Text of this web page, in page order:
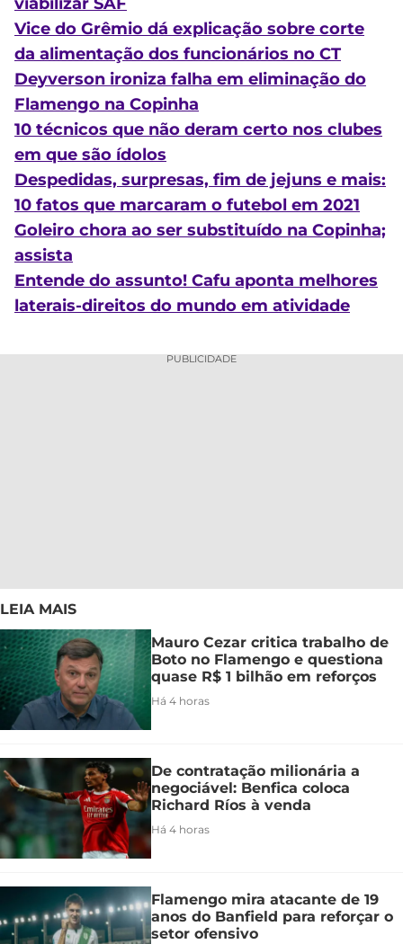
Vice do Grêmio dá explicação sobre corte
da alimentação dos funcionários no CT
Deyverson ironiza falha em eliminação do
Flamengo na Copinha
10 técnicos que não deram certo nos clubes
em que são ídolos
Despedidas, surpresas, fim de jejuns e mais:
10 fatos que marcaram o futebol em 2021
Goleiro chora ao ser substituído na Copinha;
assista
Entende do assunto! Cafu aponta melhores
laterais-direitos do mundo em atividade
PUBLICIDADE
LEIA MAIS
Mauro Cezar critica trabalho de
Boto no Flamengo e questiona
quase R$ 1 bilhão em reforços
Há 4 horas
De contratação milionária a
negociável: Benfica coloca
Richard Ríos à venda
Há 4 horas
Flamengo mira atacante de 19
anos do Banfield para reforçar o
setor ofensivo